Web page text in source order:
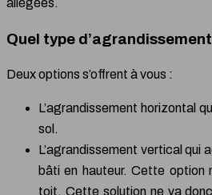
allégées.
Quel type
Deux options s’offrent à vous :
L’agrandissement horizontal
sol.
L’agrandissement vertical qui
bâti en hauteur. Cette option
toit. Cette solution ne va